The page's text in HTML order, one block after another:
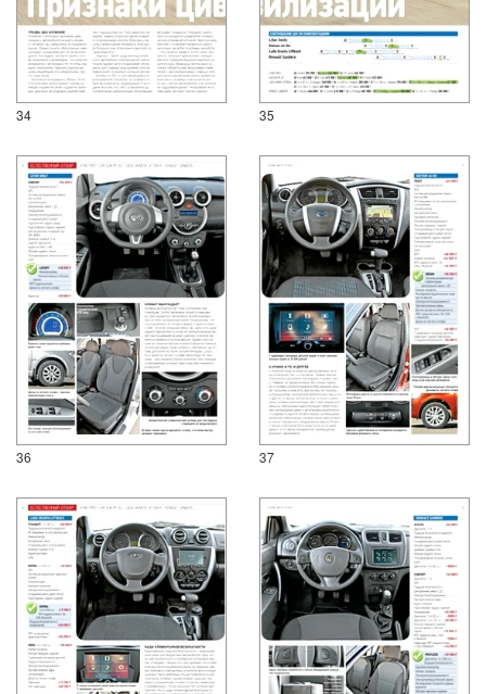
34 35
36 37